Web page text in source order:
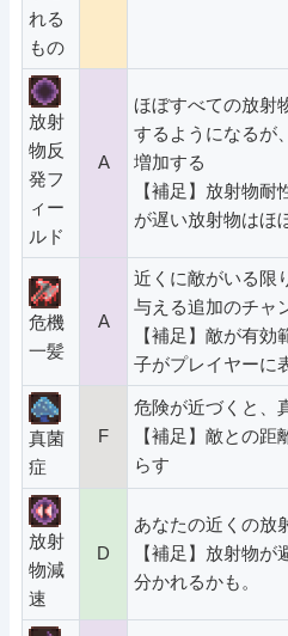
れる
もの
放射
物反
発フ
ィー
ルド
A
ほぼすべての放射
するようになるが
増加する
【補足】放射物
が遅い放射物はほ
危機
一髪
A
近くに敵がいる限
与える追加のチャ
【補足】敵が有
子がプレイヤーに
真菌
症
F
危険が近づくと、
【補足】敵との
らす
放射
物減
速
D
あなたの近くの放
【補足】放射物
分かれるかも。